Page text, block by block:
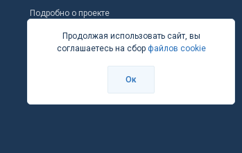
Подробно о проекте
Школа ставокПродолжая использовать сайт, вы
соглашаетесь на сбор файлов cookie
Ок